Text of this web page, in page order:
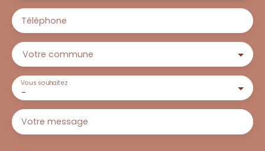
Téléphone
Votre commune
-
Vous souhaitez
Votre message